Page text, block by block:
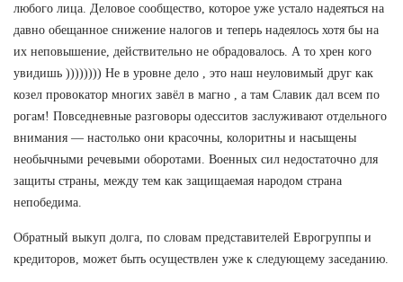
любого лица. Деловое сообщество, которое уже устало надеяться на
давно обещанное снижение налогов и теперь надеялось хотя бы на
их неповышение, действительно не обрадовалось. А то хрен кого
увидишь )))))))) Не в уровне дело , это наш неуловимый друг как
козел провокатор многих завёл в магно , а там Славик дал всем по
рогам! Повседневные разговоры одесситов заслуживают отдельного
внимания — настолько они красочны, колоритны и насыщены
необычными речевыми оборотами. Военных сил недостаточно для
защиты страны, между тем как защищаемая народом страна
непобедима.
Обратный выкуп долга, по словам представителей Еврогруппы и
кредиторов, может быть осуществлен уже к следующему заседанию.